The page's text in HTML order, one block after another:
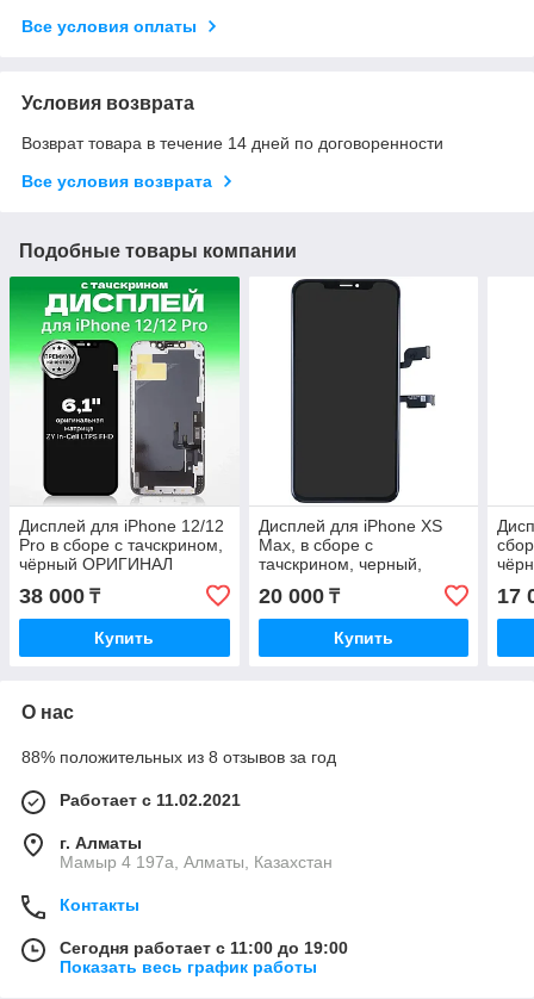
Все условия оплаты
Условия возврата
Возврат товара в течение 14 дней по договоренности
Все условия возврата
Подобные товары компании
Дисплей для iPhone 12/12
Pro в сборе с тачскрином,
чёрный ОРИГИНАЛ
38 000 ₸
Купить
Дисплей для iPhone XS
Max, в сборе с
тачскрином, черный,
20 000₸
Купить
17
О нас
88% положительных из 8 отзывов за год
Работает с 11.02.2021
г. Алматы
Мамыр 4 197а, Алматы, Казахстан
Контакты
Сегодня работает с 11:00 до 19:00
Показать весь график работы